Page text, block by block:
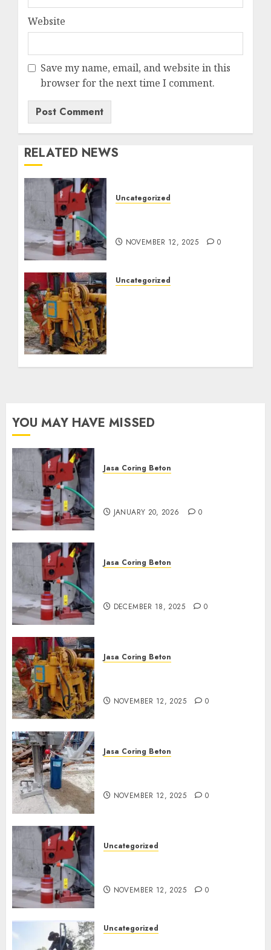
Website
Save my name, email, and website in this
browser for the next time I comment.
RELATED NEWS
Uncategorized
NOVEMBER 12, 2025 0
Uncategorized
YOU MAY HAVE MISSED
Jasa Coring Beton
JANUARY 20, 2026 0
Jasa Coring Beton
DECEMBER 18, 2025 0
Jasa Coring Beton
NOVEMBER 12, 2025 0
Jasa Coring Beton
NOVEMBER 12, 2025 0
Uncategorized
NOVEMBER 12, 2025 0
Uncategorized